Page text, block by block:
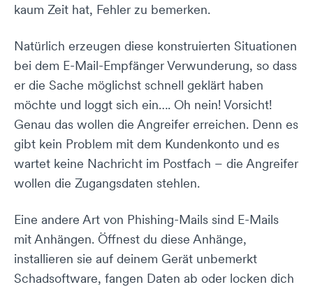
kaum Zeit hat, Fehler zu bemerken.
Natürlich erzeugen diese konstruierten Situationen
bei dem E-Mail-Empfänger Verwunderung, so dass
er die Sache möglichst schnell geklärt haben
möchte und loggt sich ein…. Oh nein! Vorsicht!
Genau das wollen die Angreifer erreichen. Denn es
gibt kein Problem mit dem Kundenkonto und es
wartet keine Nachricht im Postfach – die Angreifer
wollen die Zugangsdaten stehlen.
Eine andere Art von Phishing-Mails sind E-Mails
mit Anhängen. Öffnest du diese Anhänge,
installieren sie auf deinem Gerät unbemerkt
Schadsoftware, fangen Daten ab oder locken dich